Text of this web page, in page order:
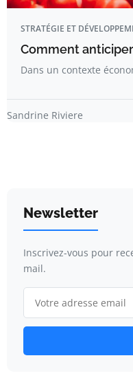
STRATÉGIE ET
Comment
Dans un contexte
Sandrine Riviere
Newsletter
Inscrivez-vous pour
mail.